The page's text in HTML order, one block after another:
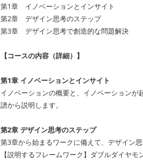
第1章 イノベーションとインサイト
第2章 デザイン思考のステップ
第3章 デザイン思考で創造的な問題解決
【コースの内容（詳細）】
第1章 イノベーションとインサイト
イノベーションの概要と、イノベーション
譜から説明します。
第2章 デザイン思考のステップ
第3章から始まるワークに備えて、デザイン
【説明するフレームワーク】ダブルダイヤ